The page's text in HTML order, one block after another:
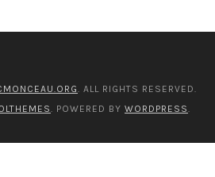
. ALL RIGHTS RESERVED.
. POWERED BY WORDPRESS.